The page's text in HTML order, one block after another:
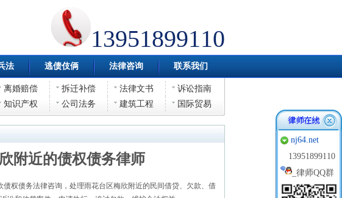
13951899110
法 逃债伎俩 法律咨询 联系我们
离婚赔偿 拆迁补偿 法律文书
诉讼指南
知识产权 公司法务 建筑工程 国际贸易
附近的债权债务律师
权债务法律咨询，处理雨花台区梅欣附近的民间借贷、欠款、借
nj64.net
13951899110
_ 律师QQ群